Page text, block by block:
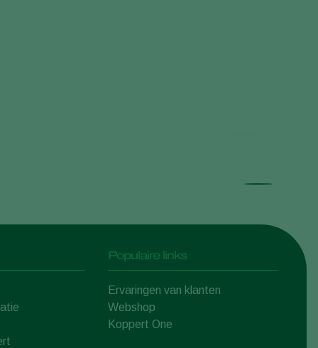
Populaire links
Ervaringen van klanten
Webshop
Koppert One